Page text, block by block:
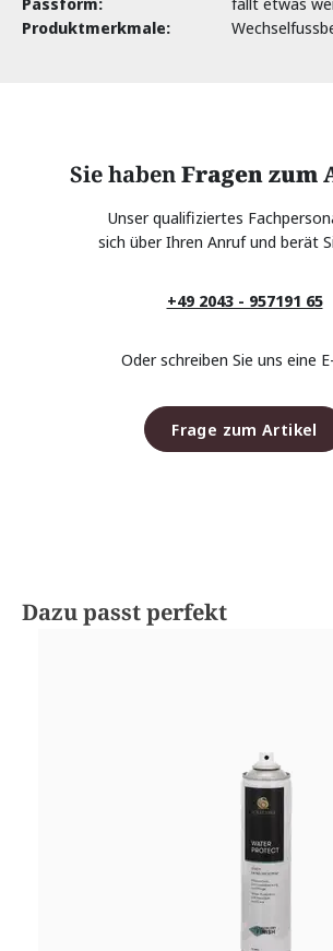
Produktmerkmale:
Sie habenFragen zum
Unser qualifiziertes
sich über Ihren Anruf und berät
+49 2043 - 957191 65
Oder schreiben Sie uns eine
Frage zum Artikel
Produktgalerie überspringen
Dazu passt perfekt